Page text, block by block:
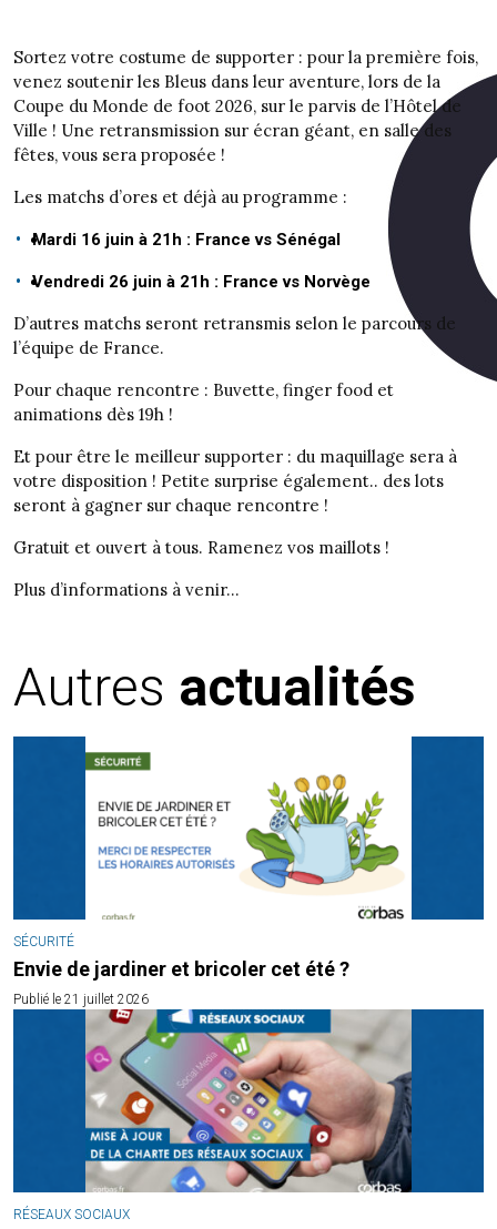
Sortez votre costume de supporter : pour la première fois,
venez soutenir les Bleus dans leur aventure, lors de la
Coupe du Monde de foot 2026, sur le parvis de l’Hôtel de
Ville ! Une retransmission sur écran géant, en salle des
fêtes, vous sera proposée !
Les matchs d’ores et déjà au programme :
Mardi 16 juin à 21h : France vs Sénégal
Vendredi 26 juin à 21h : France vs Norvège
D’autres matchs seront retransmis selon le parcours de
l’équipe de France.
Pour chaque rencontre : Buvette, finger food et
animations dès 19h !
Et pour être le meilleur supporter : du maquillage sera à
votre disposition ! Petite surprise également.. des lots
seront à gagner sur chaque rencontre !
Gratuit et ouvert à tous. Ramenez vos maillots !
Plus d’informations à venir…
Autres actualités
SÉCURITÉ
Envie de jardiner et bricoler cet été ?
Publié le 21 juillet 2026
RÉSEAUX SOCIAUX